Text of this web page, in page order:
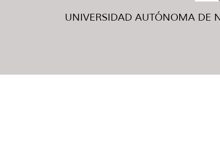
UNIVERSIDAD AUTÓNOMA DE